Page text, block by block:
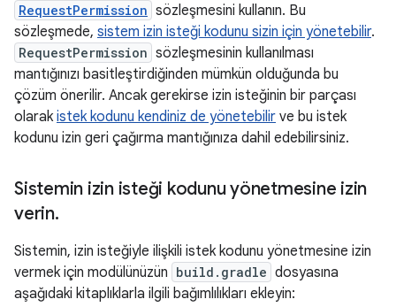
RequestPermission sözleşmesini kullanın. Bu
sözleşmede, sistem izin isteği kodunu sizin için yönetebilir.
RequestPermission sözleşmesinin kullanılması
mantığınızı basitleştirdiğinden mümkün olduğunda bu
çözüm önerilir. Ancak gerekirse izin isteğinin bir parçası
olarak istek kodunu kendiniz de yönetebilir ve bu istek
kodunu izin geri çağırma mantığınıza dahil edebilirsiniz.
Sistemin izin isteği kodunu yönetmesine izin
verin.
Sistemin, izin isteğiyle ilişkili istek kodunu yönetmesine izin
vermek için modülünüzün build.gradle dosyasına
aşağıdaki kitaplıklarla ilgili bağımlılıkları ekleyin: